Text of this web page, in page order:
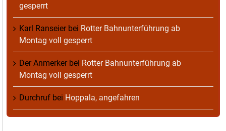
gesperrt
Karl Ranseierbei Rotter Bahnunterführung ab
Montag voll gesperrt
Der Anmerkerbei Rotter Bahnunterführung ab
Montag voll gesperrt
Durchruf bei Hoppala, angefahren